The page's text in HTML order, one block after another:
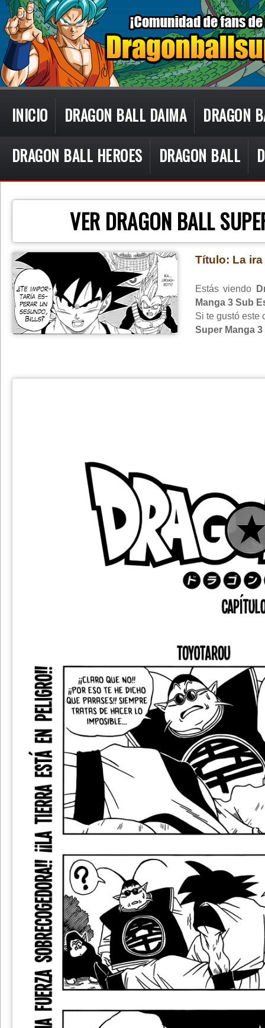
INICIO DRAGON BALL DAIMA
DRAGON
DRAGON BALL HEROES
DRAGON BALL
CON
VER DRAGON BALL
Título: La
Estás viendo
Manga 3 Sub
Si te gustó este
Super Manga 3